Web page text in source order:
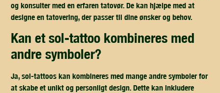
og konsulter med en erfaren tatovør. De kan hjælpe med at
designe en tatovering, der passer til dine ønsker og behov.
kan et sol-tattoo kombineres med
andre symboler?
Ja, sol-tattoos kan kombineres med mange andre symboler for
at skabe et unikt og personligt design. Dette kan inkludere